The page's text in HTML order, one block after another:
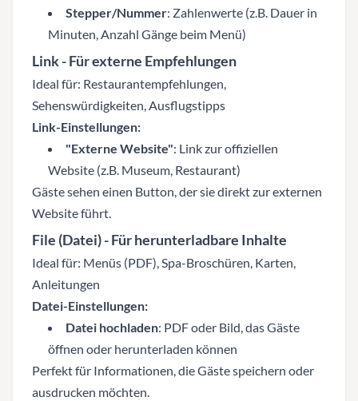
Stepper/Nummer: Zahlenwerte (z.B. Dauer in
Minuten, Anzahl Gänge beim Menü)
Link- Für externe Empfehlungen
Ideal für: Restaurantempfehlungen,
Sehenswürdigkeiten, Ausflugstipps
Link-Einstellungen:
"Externe Website": Link zur offiziellen
Website (z.B. Museum, Restaurant)
Gäste sehen einen Button, der sie direkt zur externen
Website führt.
File (Datei)- Für herunterladbare Inhalte
Ideal für: Menüs (PDF), Spa-Broschüren, Karten,
Anleitungen
Datei-Einstellungen:
Datei hochladen: PDF oder Bild, das Gäste
öffnen oder herunterladen können
Perfekt für Informationen, die Gäste speichern oder
ausdrucken möchten.